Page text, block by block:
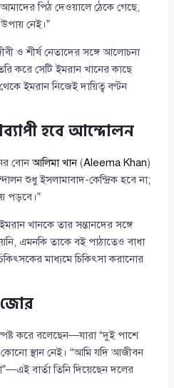
আমাদের পিঠ দেওয়ালে ঠেকে গেছে,
নেই।”
ও শীর্ষ নেতাদের সঙ্গে আলোচনা
করে সেটি ইমরান খানের কাছে
ইমরান নিজেই দায়িত্ব বণ্টন
হবে আন্দোলন
বোনআলিমা খান(Aleema Khan)
শুধু ইসলামাবাদ-কেন্দ্রিক হবে না;
পড়বে।”
খানকে তার সন্তানদের সঙ্গে
এমনকি তাকে বই পাঠাতেও বাধা
মাধ্যমে চিকিৎসা করানোর
জোর
করে বলেছেন—যারা “দুই পাশে
স্থান নেই। “আমি যদি আজীবন
বার্তা তিনি দিয়েছেন দলের